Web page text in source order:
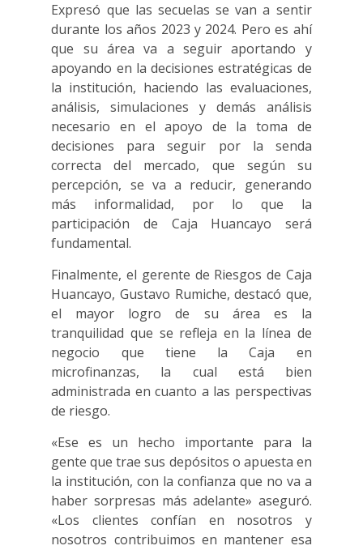
Expresó que las secuelas se van a sentir
durante los años 2023 y 2024. Pero es ahí
que su área va a seguir aportando y
apoyando en la decisiones estratégicas de
la institución, haciendo las evaluaciones,
análisis, simulaciones y demás análisis
necesario en el apoyo de la toma de
decisiones para seguir por la senda
correcta del mercado, que según su
percepción, se va a reducir, generando
más informalidad, por lo que la
participación de Caja Huancayo será
fundamental.
Finalmente, el gerente de Riesgos de Caja
Huancayo, Gustavo Rumiche, destacó que,
el mayor logro de su área es la
tranquilidad que se refleja en la línea de
negocio que tiene la Caja en
microfinanzas, la cual está bien
administrada en cuanto a las perspectivas
de riesgo.
«Ese es un hecho importante para la
gente que trae sus depósitos o apuesta en
la institución, con la confianza que no va a
haber sorpresas más adelante» aseguró.
«Los clientes confían en nosotros y
nosotros contribuimos en mantener esa